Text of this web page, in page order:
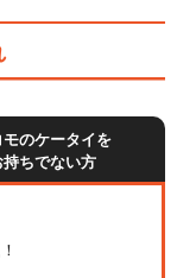
モのケータイを
持ちでない方